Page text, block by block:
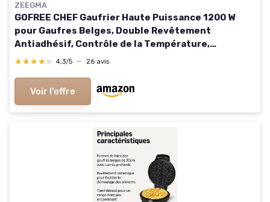
ZEEGMA
GOFREE CHEF Gaufrier Haute Puissance 1200 W
pour Gaufres Belges, Double Revêtement
Antiadhésif, Contrôle de la Température,
Indicateur de Cuisson, Gaufres Épaisses, Grille
★★★★★
★★★★★ 4,3/5 — 26 avis
Voir l'offre